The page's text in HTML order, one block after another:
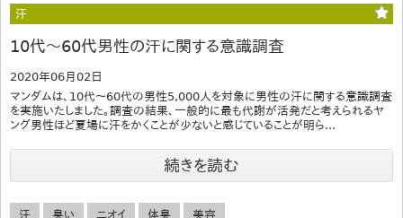
汗
10代～60代男性の汗に関する意識調査
2020年06月02日
マンダムは、10代～60代の男性5,000人を対象に男性の汗に関する意識調査
を実施いたしました。調査の結果、一般的に最も代謝が活発だと考えられるヤ
ング男性ほど夏場に汗をかくことが少ないと感じていることが明ら...
続きを読む
汗 臭い ニオイ 体臭 美容